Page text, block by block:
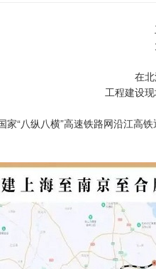
在
工程建设
“八纵八横”高速铁路网沿江高